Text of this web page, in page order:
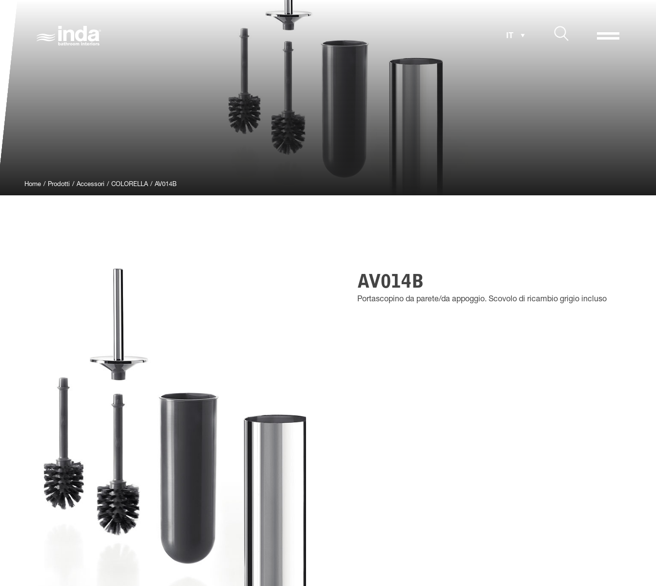
Home / Prodotti / Accessori / COLORELLA / AV014B
AV014B
Portascopino da parete/da appoggio. Scovolo di ricambio grigio incluso